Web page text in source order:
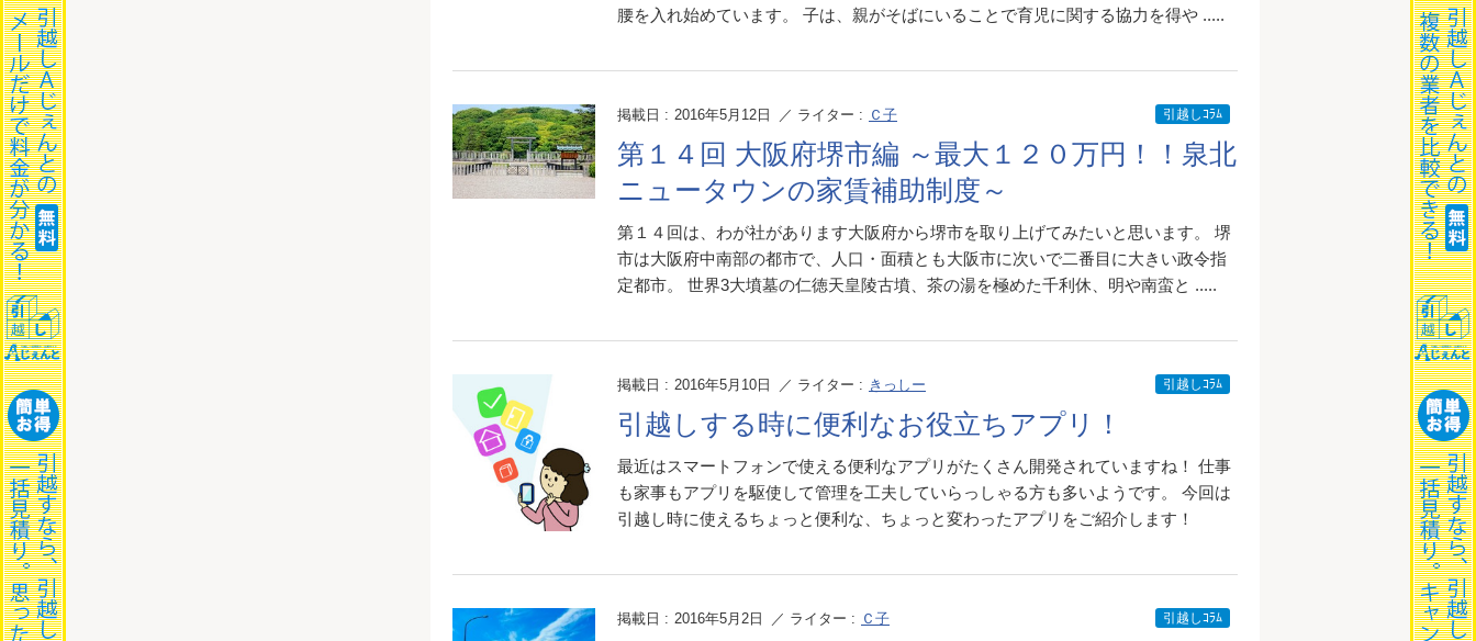
腰を入れ始めています。 子は、親がそばにいることで育児に関する協力を得や .....
掲載日 : 2016年5月12日 ／ ライター : Ｃ子 引越しｺﾗﾑ
第１４回 大阪府堺市編 ～最大１２０万円！！泉北
ニュータウンの家賃補助制度～
第１４回は、わが社があります大阪府から堺市を取り上げてみたいと思います。 堺
市は大阪府中南部の都市で、人口・面積とも大阪市に次いで二番目に大きい政令指
定都市。 世界3大墳墓の仁徳天皇陵古墳、茶の湯を極めた千利休、明や南蛮と .....
掲載日 : 2016年5月10日 ／ ライター : きっしー 引越しｺﾗﾑ
引越しする時に便利なお役立ちアプリ！
最近はスマートフォンで使える便利なアプリがたくさん開発されていますね！ 仕事
も家事もアプリを駆使して管理を工夫していらっしゃる方も多いようです。 今回は
引越し時に使えるちょっと便利な、ちょっと変わったアプリをご紹介します！
掲載日 : 2016年5月2日 ／ ライター : Ｃ子 引越しｺﾗﾑ